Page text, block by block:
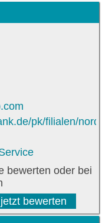
pk/filialen/
bewerten oder bei
jetzt bewerten